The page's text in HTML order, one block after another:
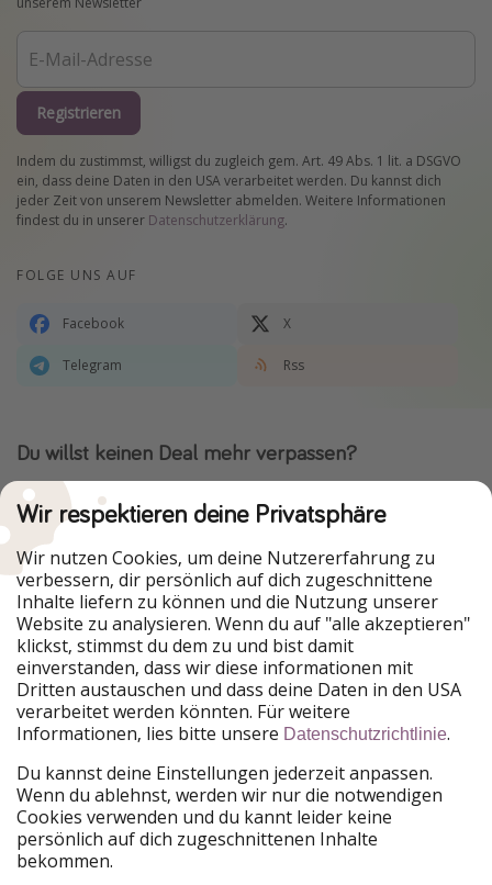
Registrieren
Indem du zustimmst, willigst du zugleich gem. Art. 49 Abs. 1 lit. a DSGVO
ein, dass deine Daten in den USA verarbeitet werden. Du kannst dich
jeder Zeit von unserem Newsletter abmelden. Weitere Informationen
findest du in unserer Datenschutzerklärung.
FOLGE UNS AUF
Facebook X
Telegram Rss
Du willst keinen Deal mehr verpassen?
Dann lade unsere App herunter.
Urlaubspiraten ist Teil der HolidayPirates Group
Unsere Märkte
PiratinViaggio
HolidayPirates
VakantiePiraten
WakacyjniPiraci
VoyagesPirates
Ferienpiraten
Urlaubspiraten
ViajerosPiratas
Unsere Gruppe
HolidayPirates Group
Lerne uns kennen
Wir respektieren deine Privatsphäre
Wir nutzen Cookies, um deine Nutzererfahrung zu
verbessern, dir persönlich auf dich zugeschnittene
Inhalte liefern zu können und die Nutzung unserer
Website zu analysieren. Wenn du auf "alle akzeptieren"
klickst, stimmst du dem zu und bist damit
einverstanden, dass wir diese informationen mit
Dritten austauschen und dass deine Daten in den USA
verarbeitet werden könnten. Für weitere
Informationen, lies bitte unsere Datenschutzrichtlinie.
Du kannst deine Einstellungen jederzeit anpassen.
Wenn du ablehnst, werden wir nur die notwendigen
Cookies verwenden und du kannt leider keine
persönlich auf dich zugeschnittenen Inhalte
bekommen.